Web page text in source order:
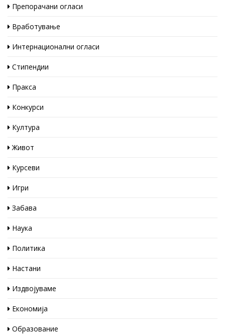
Препорачани огласи
Вработување
Интернационални огласи
Стипендии
Пракса
Конкурси
Култура
Живот
Курсеви
Игри
Забава
Наука
Политика
Настани
Издвојуваме
Економија
Образование